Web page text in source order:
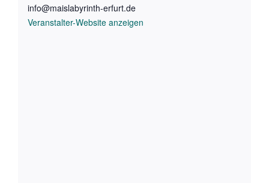
info@maislabyrinth-erfurt.de
Veranstalter-Website anzeigen